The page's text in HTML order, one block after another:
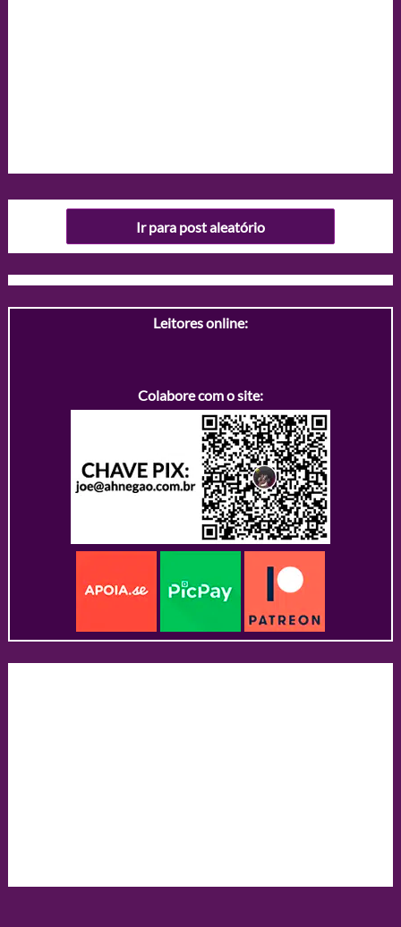
Ir para post aleatório
Leitores online:
Colabore com o site: